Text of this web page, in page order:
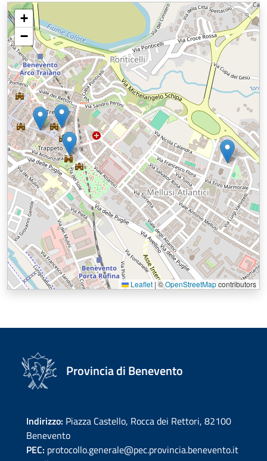
+
−
Leaflet |©OpenStreetMapcontributors
Provincia di Benevento
Indirizzo: Piazza Castello, Rocca dei Rettori, 82100
Benevento
PEC: protocollo.generale@pec.provincia.benevento.it